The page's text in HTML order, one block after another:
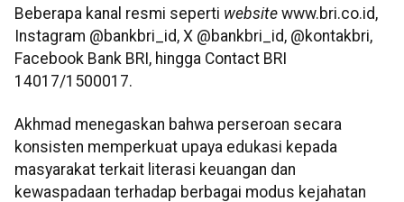
Beberapa kanal resmi seperti website www.bri.co.id,
Instagram @bankbri_id, X @bankbri_id, @kontakbri,
Facebook Bank BRI, hingga Contact BRI
14017/1500017.
Akhmad menegaskan bahwa perseroan secara
konsisten memperkuat upaya edukasi kepada
masyarakat terkait literasi keuangan dan
kewaspadaan terhadap berbagai modus kejahatan